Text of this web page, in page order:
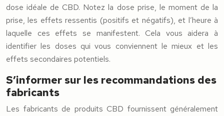
dose idéale de CBD. Notez la dose prise, le moment de la
prise, les effets ressentis (positifs et négatifs), et l’heure à
laquelle ces effets se manifestent. Cela vous aidera à
identifier les doses qui vous conviennent le mieux et les
effets secondaires potentiels.
S’informer sur les recommandations des
fabricants
Les fabricants de produits CBD fournissent généralement